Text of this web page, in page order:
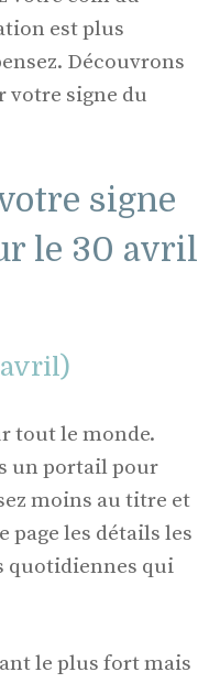
est plus
Découvrons
votre signe du
signe
le 30 avril
avril)
tout le monde.
un portail pour
moins au titre et
page les détails les
quotidiennes qui
le plus fort mais